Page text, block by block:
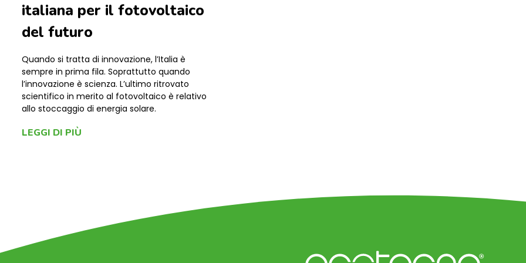
italiana per il fotovoltaico
del futuro
Quando si tratta di innovazione, l’Italia è
sempre in prima fila. Soprattutto quando
l’innovazione è scienza. L’ultimo ritrovato
scientifico in merito al fotovoltaico è relativo
allo stoccaggio di energia solare.
LEGGI DI PIÙ